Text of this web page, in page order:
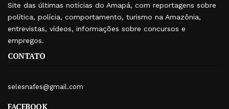
Site das últimas notícias do Amapá, com reportagens sobre
política, polícia, comportamento, turismo na Amazônia,
entrevistas, vídeos, informações sobre concursos e
empregos.
CONTATO
selesnafes@gmail.com
FACEBOOK